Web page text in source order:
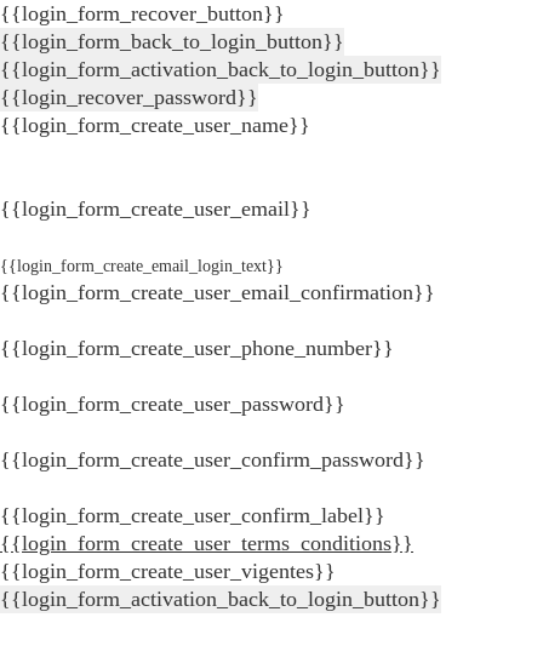
{{login_form_recover_button}}
{{login_form_back_to_login_button}}
{{login_form_activation_back_to_login_button}}
{{login_recover_password}}
{{login_form_create_user_name}}
{{login_form_create_user_email}}
{{login_form_create_email_login_text}}
{{login_form_create_user_email_confirmation}}
{{login_form_create_user_phone_number}}
{{login_form_create_user_password}}
{{login_form_create_user_confirm_password}}
{{login_form_create_user_confirm_label}}
{{login_form_create_user_terms_conditions}}
{{login_form_create_user_vigentes}}
{{login_form_activation_back_to_login_button}}